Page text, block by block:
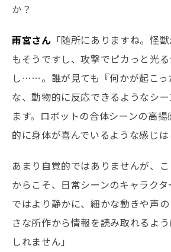
か？
雨宮さん 「随所にありますね。怪
もそうですし、攻撃でピカっと光
し……。誰が見ても『何かが起こっ
な、動物的に反応できるようなシ
ます。ロボットの合体シーンの高
的に身体が喜んでいるような感じは
あまり自覚的ではありませんが、
からこそ、日常シーンのキャラク
ではより静かに、細かな動きや声
さな所作から情報を読み取れるよ
しれません」